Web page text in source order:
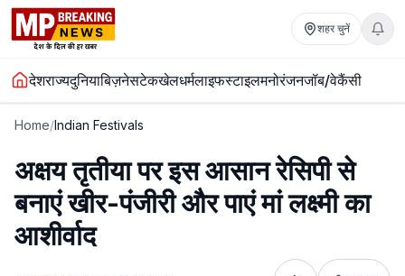
शहर चुनें
देशराज्यदुनियाबिज़नेसटेकखेलधर्मलाइफस्टाइलमनोरंजनजॉब/वेकैंसी
Home/Indian Festivals
अक्षय तृतीया पर इस आसान रेसिपी से
बनाएं खीर-पंजीरी और पाएं मां लक्ष्मी का
आशीर्वाद